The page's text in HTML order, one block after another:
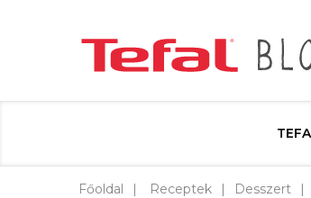
Főoldal Receptek Desszert